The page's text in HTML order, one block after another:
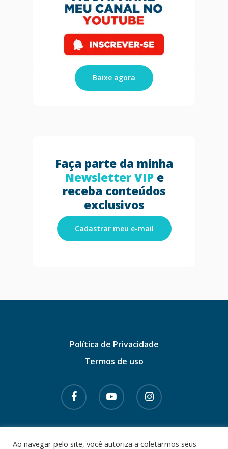
Baixe agora
Faça parte da minha
Newsletter VIPe
receba conteúdos
exclusivos
Cadastrar meu e-mail
Política de Privacidade
Termos de uso
© 2026 Dr. Gabriel Azzini. CRM - SC 14102 |
Ao navegar pelo site, você autoriza a coletarmos seus